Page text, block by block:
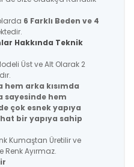
6 Farklı Beden ve 4
Hakkında Teknik
Üst ve Alt Olarak 2
hem arka kısımda
sayesinde hem
çok esnek yapıya
bir yapıya sahip
Kumaştan Üretilir ve
Ayırmaz.